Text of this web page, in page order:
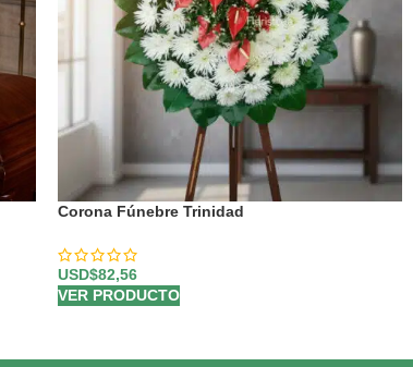
Corona Fúnebre Trinidad
USD$82,56
VER PRODUCTO